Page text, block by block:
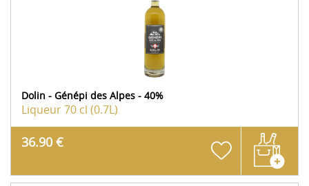
Dolin - Génépi des Alpes - 40%
Liqueur70 cl (0.7L)
36.90 €